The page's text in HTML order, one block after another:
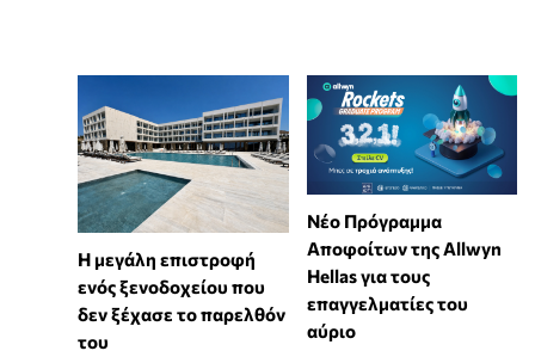
Η μεγάλη επιστροφή
ενός ξενοδοχείου που
δεν ξέχασε το παρελθόν
του
Νέο Πρόγραμμα
Αποφοίτων της Allwyn
Hellas για τους
επαγγελματίες του
αύριο